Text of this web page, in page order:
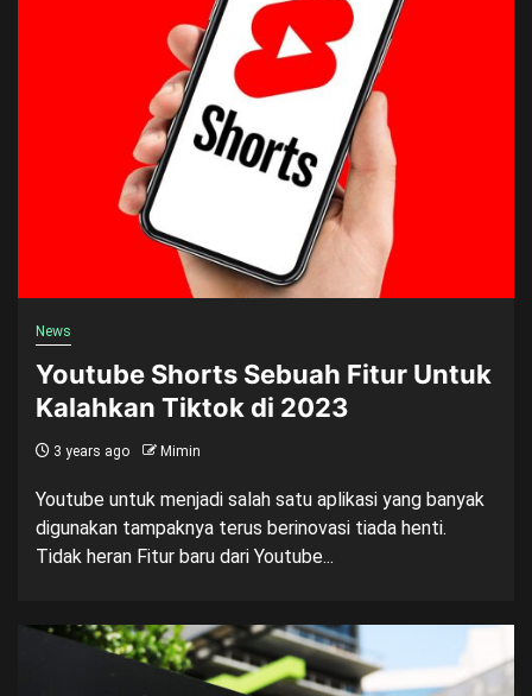
News
Youtube Shorts Sebuah Fitur Untuk
Kalahkan Tiktok di 2023
3 years ago Mimin
Youtube untuk menjadi salah satu aplikasi yang banyak
digunakan tampaknya terus berinovasi tiada henti.
Tidak heran Fitur baru dari Youtube...